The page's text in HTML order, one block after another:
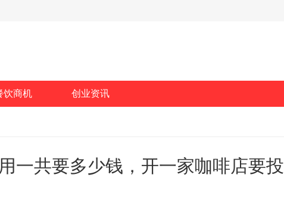
饮商机 创业资讯
一共要多少钱，开一家咖啡店要投